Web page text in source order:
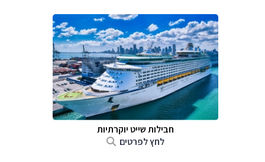
חבילות שייט יוקרתיות
לחץ לפרטים